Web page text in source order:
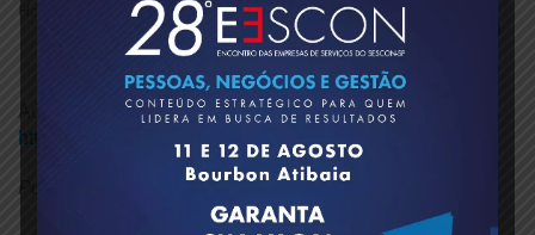
Home Notícias
Extraordinária de Negociação Coletiva
05/09/2025 às 15h (on-line) Confira Edital
Acesse o link para ver o edital:
https://encurtador.com.br/mkhQV
Publicado em: 03/09/2025